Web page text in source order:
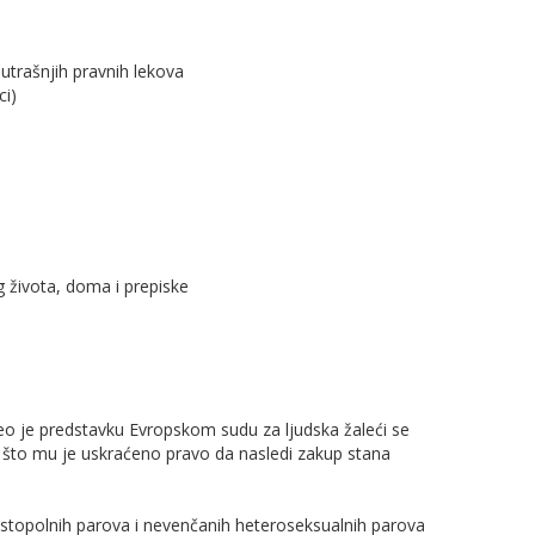
pravnih lekova
života, doma i prepiske
je predstavku Evropskom sudu za ljudska žaleći se
mu je uskraćeno pravo da nasledi zakup stana
parova i nevenčanih heteroseksualnih parova